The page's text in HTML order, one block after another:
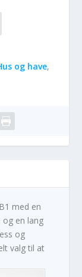
og have,
med en
og en lang
og
valg til at